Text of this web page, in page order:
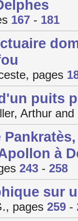
167 - 181
pages
puits
Arthur
à
243 - 258
sur
pages 259 -